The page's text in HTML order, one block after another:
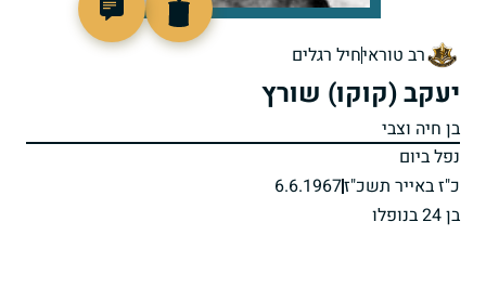
רב טוראיחיל רגלים
יעקב (קוקו) שורץ
בן חיה וצבי
נפל ביום
כ"ז באייר תשכ"ז6.6.1967
בן 24 בנופלו